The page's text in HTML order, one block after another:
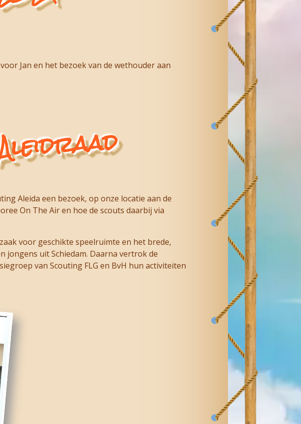
Jan en het bezoek van de wethouder aan
Aleida een bezoek, op onze locatie aan de
On The Air en hoe de scouts daarbij via
voor geschikte speelruimte en het brede,
jongens uit Schiedam. Daarna vertrok de
van Scouting FLG en BvH hun activiteiten